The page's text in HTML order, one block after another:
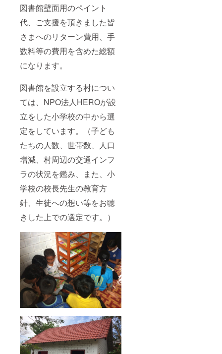
図書館壁面用のペイント
代、ご支援を頂きました皆
さまへのリターン費用、手
数料等の費用を含めた総額
になります。
図書館を設立する村につい
ては、NPO法人HEROが設
立をした小学校の中から選
定をしています。（子ども
たちの人数、世帯数、人口
増減、村周辺の交通インフ
ラの状況を鑑み、また、小
学校の校長先生の教育方
針、生徒への想い等をお聴
きした上での選定です。）